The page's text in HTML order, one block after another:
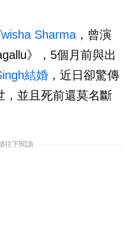
Sharma ，曾演
》，5個月前與出
結婚 ，近日卻驚傳
，並且死前還莫名斷
往下閱讀